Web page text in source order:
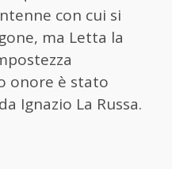
con cui si
ma Letta la
onore è stato
Ignazio La Russa.